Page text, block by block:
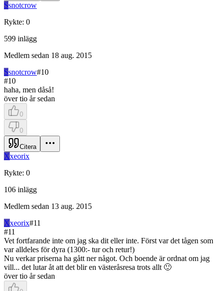
Ssnotcrow
Rykte: 0
599 inlägg
Medlem sedan 18 aug. 2015
Ssnotcrow#10
#10
haha, men dåså!
över tio år sedan
0
0
Citera
Xxeorix
Rykte: 0
106 inlägg
Medlem sedan 13 aug. 2015
Xxeorix#11
#11
Vet fortfarande inte om jag ska dit eller inte. Först var det tågen som
var alldeles för dyra (1300:- tur och retur!)
Nu verkar priserna ha gått ner något. Och boende är ordnat om jag
vill... det lutar åt att det blir en västeråsresa trots allt 🙂
över tio år sedan